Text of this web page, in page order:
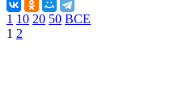
1 10 20 50 ВСЕ
1 2